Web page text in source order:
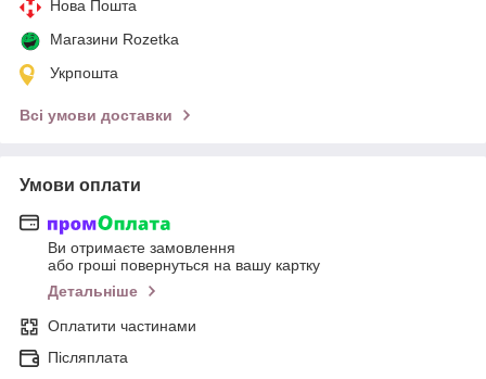
Нова Пошта
Магазини Rozetka
Укрпошта
Всі умови доставки
Умови оплати
Ви отримаєте замовлення
або гроші повернуться на вашу картку
Детальніше
Оплатити частинами
Післяплата